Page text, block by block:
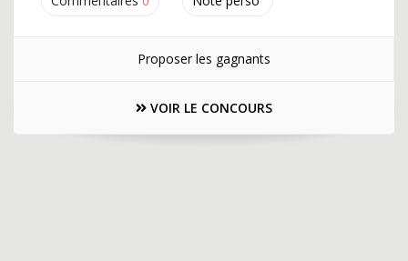
Proposer les gagnants
VOIR LE CONCOURS